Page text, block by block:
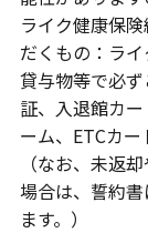
ライク健康保
だくもの：ラ
貸与物等で必
証、入退館カ
ーム、ETCカ
（なお、未返
場合は、誓約
ます。）